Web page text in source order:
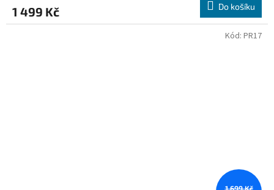
1 499 Kč Do košíku
1 699 Kč
Kód: PR17